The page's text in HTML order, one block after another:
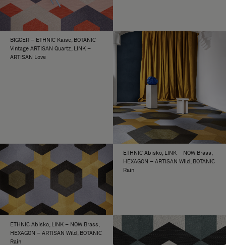
BIGGER – ETHNIC Kaise, BOTANIC
Vintage ARTISAN Quartz, LINK –
ARTISAN Love
ETHNIC Abisko, LINK – NOW Brass,
HEXAGON – ARTISAN Wild, BOTANIC
Rain
ETHNIC Abisko, LINK – NOW Brass,
HEXAGON – ARTISAN Wild, BOTANIC
Rain